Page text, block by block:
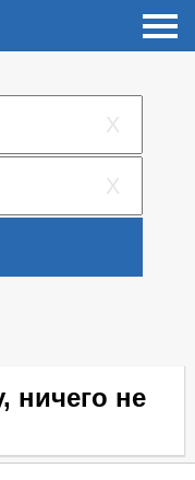
X
X
ничего не